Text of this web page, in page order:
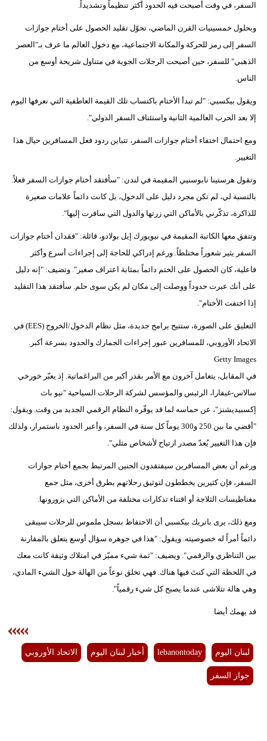
السفر، في وقت أصبحت فيه الحدود أكثر تنظيماً وتشديداً.
وبحلول خمسينيات القرن الماضي، تحوّل تقليد الحصول على أختام جوازات
السفر إلى رمز للحركة والمكانة الاجتماعية، مع دخول العالم ما عرف بـ"العصر
الذهبي" للسفر، حين أصبحت الرحلات الجوية في متناول شريحة أوسع من
الناس.
ويقول بيكسبي: "لم تبدأ الأختام باكتساب تلك القيمة العاطفية التي نعرفها اليوم
إلا بعد الحرب العالمية الثانية واستئناف السفر الدولي".
ومع احتمال اختفاء أختام جوازات السفر، تتباين ردود فعل المسافرين حيال هذا
التغيير.
وتقول هرستينا نابوسنيي المقيمة في لندن: "سأفتقد أختام جوازات السفر فعلاً.
بالنسبة لي، لم تكن مجرد دليل على الدخول، بل كانت دائماً علامات صغيرة
للذاكرة، تذكّرني بالأماكن التي زرتها والدول التي سافرت إليها".
وتتفق معها الكاتبة المقيمة في نيويورك إيل بولادو، قائلة: "فقدان أختام جوازات
السفر يثير شعوراً مختلطاً. ورغم إدراكي للحاجة إلى إجراءات أسرع وأكثر
فاعلية، كان الحصول على الختم دائماً بمثابة اعتراف صغير". وتضيف: "إنه دليل
على أنك عبرت حدوداً ووصلت إلى مكان لم يكن سوى حلم. سأفتقد هذا التقليد
إذا اختفت الأختام".
التعليق على الصورة، ستتيح برامج جديدة، مثل نظام الدخول/الخروج (EES) في
الاتحاد الأوروبي، للمسافرين عبور إجراءات الجمارك والحدود بسرعة أكبر.
Getty Images
في المقابل، يتعامل آخرون مع الأمر بقدر أكبر من البراغماتية. إذ يعبّر خورخي
سالاس-غيفارا، الرئيس والمؤسس لشركة الرحلات السياحية "نيو باث
إكسبيديشنز"، عن حماسه لما قد يوفّره النظام الرقمي الجديد من وقت. ويقول:
"أقضي ما بين 250 و300 يوماً كل سنة في السفر، وأعبر الحدود باستمرار، ولذلك
فإن هذا التغيير يُعدّ مصدر ارتياح لأشخاص مثلي".
ورغم أن بعض المسافرين سيفتقدون الحنين المرتبط بجمع أختام جوازات
السفر، فإن كثيرين يخططون لتوثيق رحلاتهم بطرق أخرى، مثل جمع
مغناطيسات الثلاجة أو اقتناء تذكارات مختلفة من الأماكن التي يزورونها.
ومع ذلك، يرى باتريك بيكسبي أن الاحتفاظ بسجل ملموس للرحلات سيبقى
دائماً أمراً له خصوصيته. ويقول: "هذا في جوهره سؤال أوسع يتعلق بالمقارنة
بين التناظري والرقمي". ويضيف: "ثمة شيء مميّز في امتلاك وثيقة كانت معك
في اللحظة التي كنتَ فيها هناك. فهي تخلق نوعاً من الهالة حول الشيء المادي،
وهي هالة تتلاشى عندما يصبح كل شيء رقمياً".
قد يهمك أيضا
لبنان اليوم lebanontoday أخبار لبنان اليوم الاتحاد الأوروبي
جواز السفر